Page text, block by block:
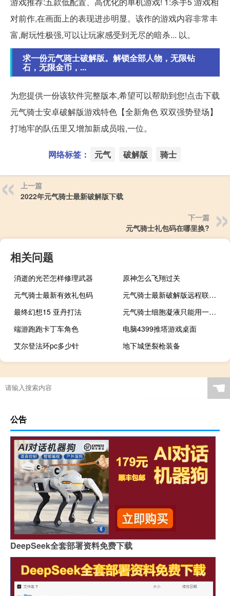
对前作,在画面上的表现进步明显。该作的游戏内容非常丰
富,耐玩性极强,可以让玩家感受到无尽的暗杀... 以。
求一份元气骑士破解版。解锁全部人物，无限钻
石，无限金币，...
为您提供一份该软件完整版本,希望可以帮助到您!点击下载
元气骑士安卓破解版游戏特色【全新角色 双双强势登场】
打地牢的队伍里又增加新成员啦,一位。
网络标签： 元气 破解版 骑士
上一篇
2022年元气骑士最新破解版下载
下一篇
元气骑士礼包码在哪里换?
相关问题
消逝的光芒怎样修理武器
原神怎么飞翔过关
元气骑士最新有效礼包码
元气骑士最新破解版远程联机4.0.1
最终幻想15 亚丹打法
元气骑士细胞凝液只能用一次吗
端游跑跑卡丁车角色
电脑4399推塔游戏桌面
艾尔登法环pc多少针
地下城堡裂枪装备
☚
公告
DeepSeek全套部署资料免费下载